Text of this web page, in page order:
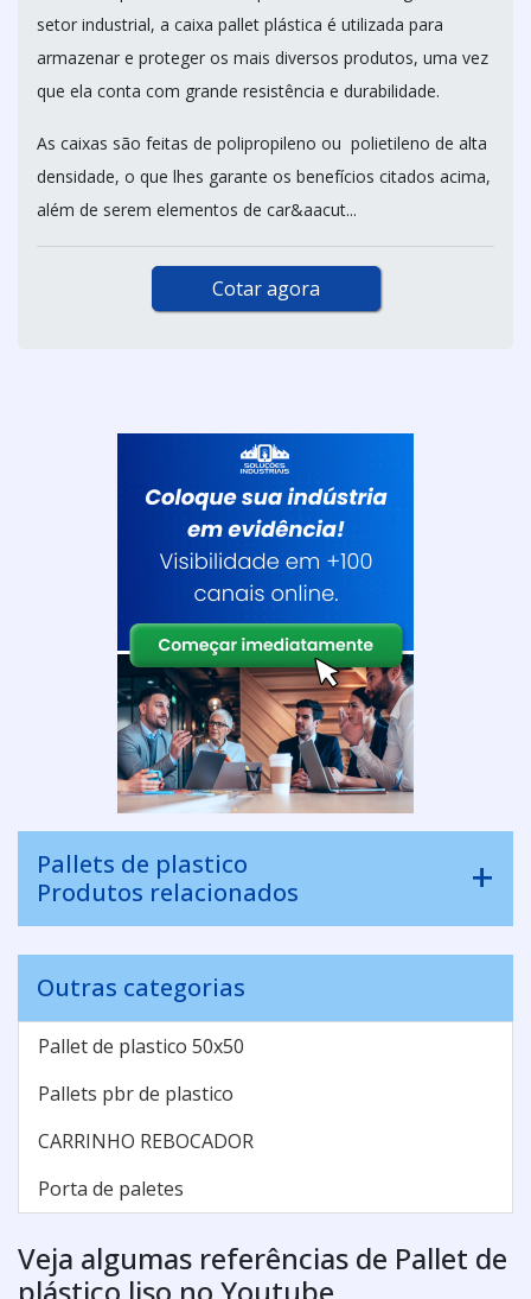
setor industrial, a caixa pallet plástica é utilizada para
armazenar e proteger os mais diversos produtos, uma vez
que ela conta com grande resistência e durabilidade.
As caixas são feitas de polipropileno ou polietileno de alta
densidade, o que lhes garante os benefícios citados acima,
além de serem elementos de car&aacut...
Cotar agora
Pallets de plastico
Produtos relacionados
Outras categorias
Pallet de plastico 50x50
Pallets pbr de plastico
CARRINHO REBOCADOR
Porta de paletes
Veja algumas referências de Pallet de
plástico liso no Youtube